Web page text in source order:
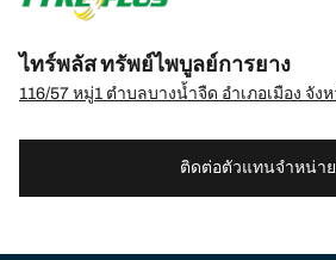
ไทร์พลัส ทรัพย์ไพบูลย์การยาง
ติดต่อตัวแทนจำหน่าย